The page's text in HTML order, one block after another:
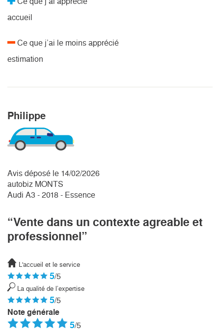
accueil
Ce que j’ai le moins apprécié
estimation
Philippe
Avis déposé le 14/02/2026
autobiz MONTS
Audi A3 - 2018 - Essence
“Vente dans un contexte agreable et
professionnel”
L'accueil et le service
5/5
La qualité de l’expertise
5/5
Note générale
5/5